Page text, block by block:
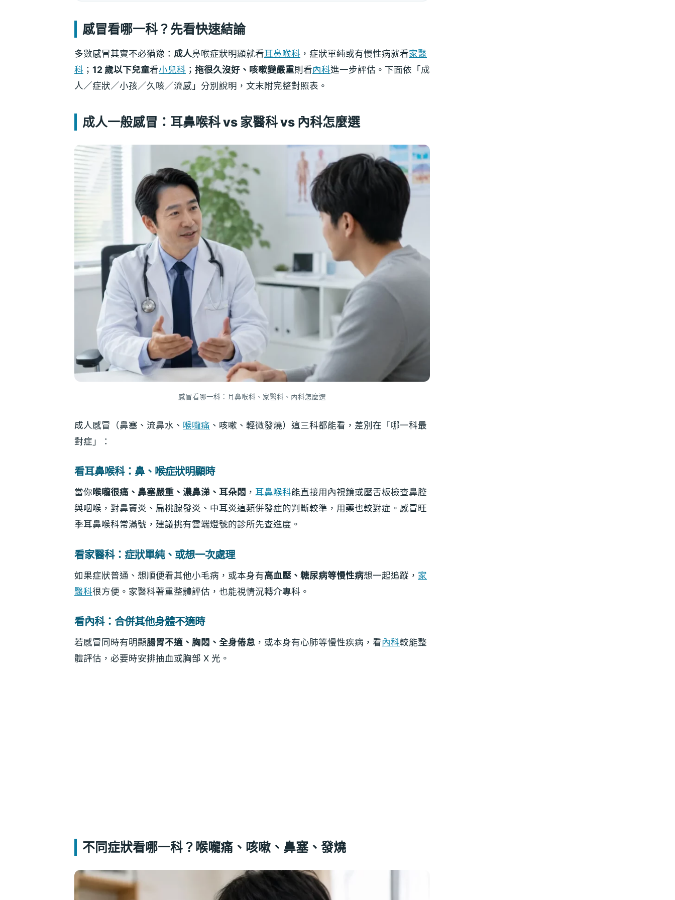
感冒看哪一科？先看快速結論
多數感冒其實不必猶豫： 成人鼻喉症狀明顯就看耳鼻喉科 ，症狀單純或有慢性病就看家醫
科 ； 12 歲以下兒童看小兒科 ； 拖很久沒好、咳嗽變嚴重則看內科進一步評估。下面依「成
人／症狀／小孩／久咳／流感」分別說明，文末附完整對照表。
成人一般感冒：耳鼻喉科 vs 家醫科 vs 內科怎麼選
感冒看哪一科：耳鼻喉科、家醫科、內科怎麼選
成人感冒（鼻塞、流鼻水、 喉嚨痛 、咳嗽、輕微發燒）這三科都能看，差別在「哪一科最
對症」：
看耳鼻喉科：鼻、喉症狀明顯時
當你喉嚨很痛、鼻塞嚴重、濃鼻涕、耳朵悶 ， 耳鼻喉科能直接用內視鏡或壓舌板檢查鼻腔
與咽喉，對鼻竇炎、扁桃腺發炎、中耳炎這類併發症的判斷較準，用藥也較對症。感冒旺
季耳鼻喉科常滿號，建議挑有雲端燈號的診所先查進度。
看家醫科：症狀單純、或想一次處理
如果症狀普通、想順便看其他小毛病，或本身有高血壓、糖尿病等慢性病想一起追蹤， 家
醫科很方便。家醫科著重整體評估，也能視情況轉介專科。
看內科：合併其他身體不適時
若感冒同時有明顯腸胃不適、胸悶、全身倦怠 ，或本身有心肺等慢性疾病，看內科較能整
體評估，必要時安排抽血或胸部 X 光。
不同症狀看哪一科？喉嚨痛、咳嗽、鼻塞、發燒